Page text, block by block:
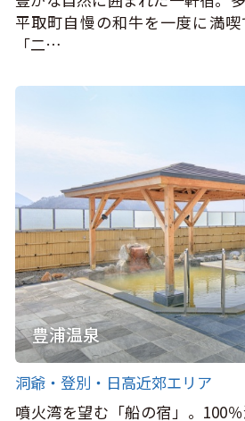
平取町自慢の和牛を一度に満
「二…
豊浦温泉
洞爺・登別・日高近郊エリア
噴火湾を望む「船の宿」。100